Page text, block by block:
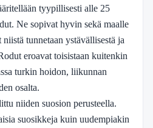
tyypillisesti alle 25
Ne sopivat hyvin sekä maalle
tunnetaan ystävällisestä ja
eroavat toisistaan kuitenkin
turkin hoidon, liikunnan
osalta.
niiden suosion perusteella.
suosikkeja kuin uudempiakin